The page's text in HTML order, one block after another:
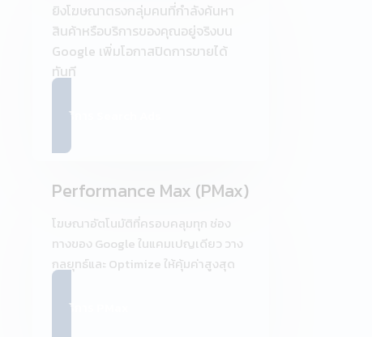
ยิงโฆษณาตรงกลุ่มคนที่กำลังค้นหา
สินค้าหรือบริการของคุณอยู่จริงบน
Google เพิ่มโอกาสปิดการขายได้
ทันที
ดูบริการ Search Ads
Performance Max (PMax)
โฆษณาอัตโนมัติที่ครอบคลุมทุก ช่อง
ทางของ Google ในแคมเปญเดียว วาง
กลยุทธ์และ Optimize ให้คุ้มค่าสูงสุด
ดูบริการ PMax